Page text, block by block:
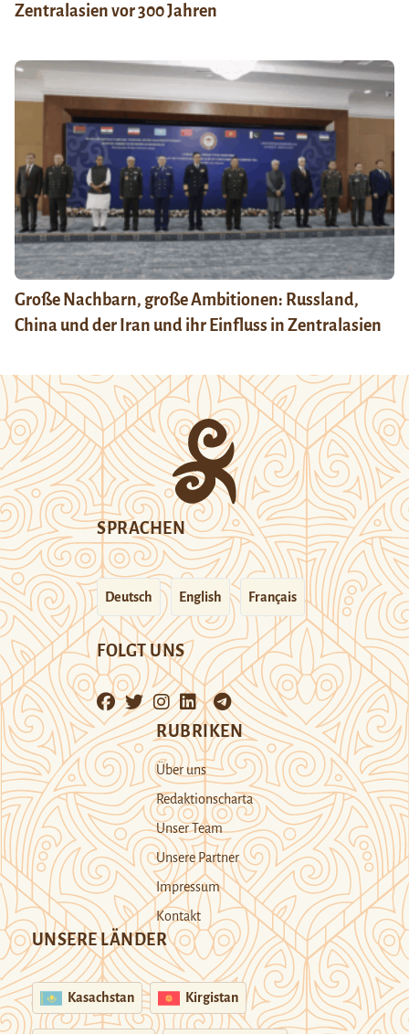
Zentralasien vor 300 Jahren
Große Nachbarn, große Ambitionen: Russland,
China und der Iran und ihr Einfluss in Zentralasien
SPRACHEN
Deutsch English Français
FOLGT UNS
RUBRIKEN
Über uns
Redaktionscharta
Unser Team
Unsere Partner
Impressum
Kontakt
UNSERE LÄNDER
Kasachstan Kirgistan